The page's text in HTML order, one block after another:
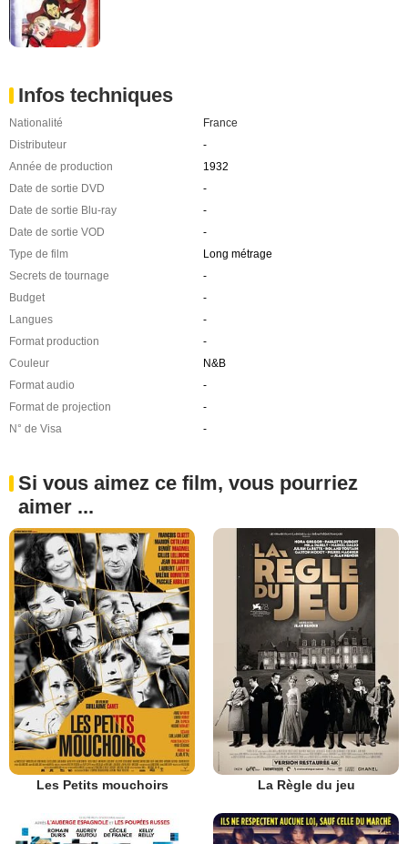
Infos techniques
Nationalité
France
Distributeur
-
Année de production
1932
Date de sortie DVD
-
Date de sortie Blu-ray
-
Date de sortie VOD
-
Type de film
Long métrage
Secrets de tournage
-
Budget
-
Langues
-
Format production
-
Couleur
N&B
Format audio
-
Format de projection
-
N° de Visa
-
Si vous aimez ce film, vous pourriez
aimer ...
Les Petits mouchoirs La Règle du jeu